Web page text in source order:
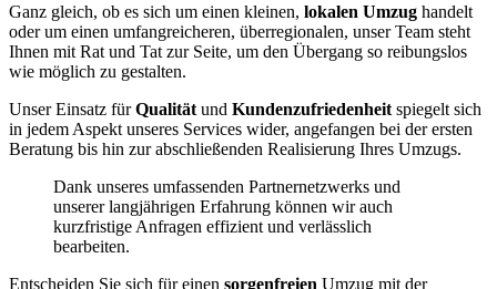
Ganz gleich, ob es sich um einen kleinen, lokalen Umzug handelt
oder um einen umfangreicheren, überregionalen, unser Team steht
Ihnen mit Rat und Tat zur Seite, um den Übergang so reibungslos
wie möglich zu gestalten.
Unser Einsatz fürQualität und Kundenzufriedenheit spiegelt sich
in jedem Aspekt unseres Services wider, angefangen bei der ersten
Beratung bis hin zur abschließenden Realisierung Ihres Umzugs.
Dank unseres umfassenden Partnernetzwerks und
unserer langjährigen Erfahrung können wir auch
kurzfristige Anfragen effizient und verlässlich
bearbeiten.
Entscheiden Sie sich für einen sorgenfreien Umzug mit der